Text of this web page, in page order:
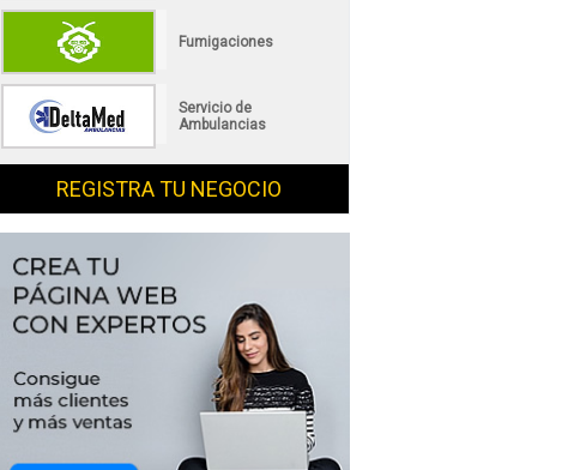
Fumigaciones
Servicio de
Ambulancias
REGISTRA TU NEGOCIO